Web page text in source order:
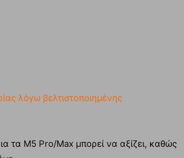
λόγω βελτιστοποιημένης
τα M5 Pro/Max μπορεί να αξίζει, καθώς